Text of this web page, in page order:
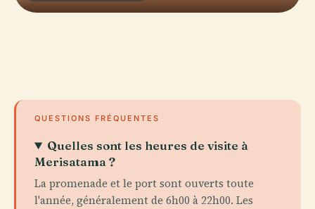
QUESTIONS FRÉQUENTES
Quelles sont les heures de visite à
Merisatama ?
La promenade et le port sont ouverts toute
l'année, généralement de 6h00 à 22h00. Les